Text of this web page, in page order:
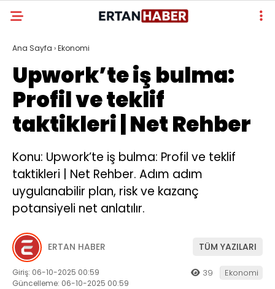
Ana Sayfa ›Ekonomi
Upwork’te iş bulma:
Profil ve teklif
taktikleri | Net Rehber
Konu: Upwork’te iş bulma: Profil ve teklif
taktikleri | Net Rehber. Adım adım
uygulanabilir plan, risk ve kazanç
potansiyeli net anlatılır.
ERTAN HABER TÜM YAZILARI
Giriş: 06-10-2025 00:59
Güncelleme: 06-10-2025 00:59
39 Ekonomi